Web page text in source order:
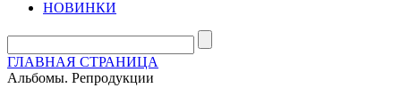
НОВИНКИ
ГЛАВНАЯ СТРАНИЦА
Альбомы. Репродукции